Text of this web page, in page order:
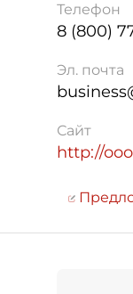
Телефон
8 (800)
Эл. почта
Сайт
http://